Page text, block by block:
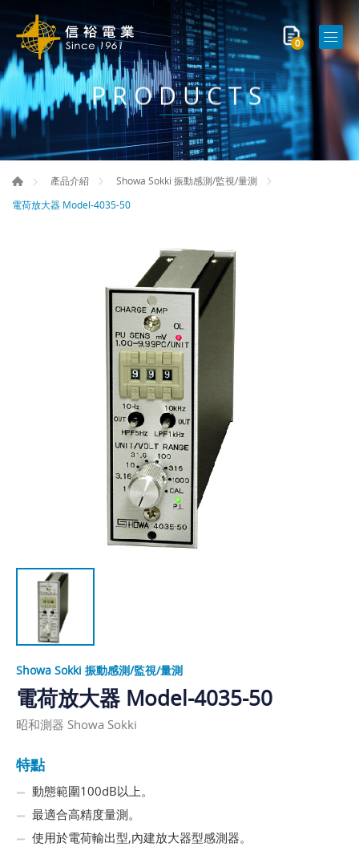
0
PRODUCTS
產品介紹
Showa Sokki 振動感測/監視/量測
電荷放大器 Model-4035-50
Showa Sokki 振動感測/監視/量測
電荷放大器 Model-4035-50
昭和測器 Showa Sokki
特點
動態範圍100dB以上。
最適合高精度量測。
使用於電荷輸出型,內建放大器型感測器。